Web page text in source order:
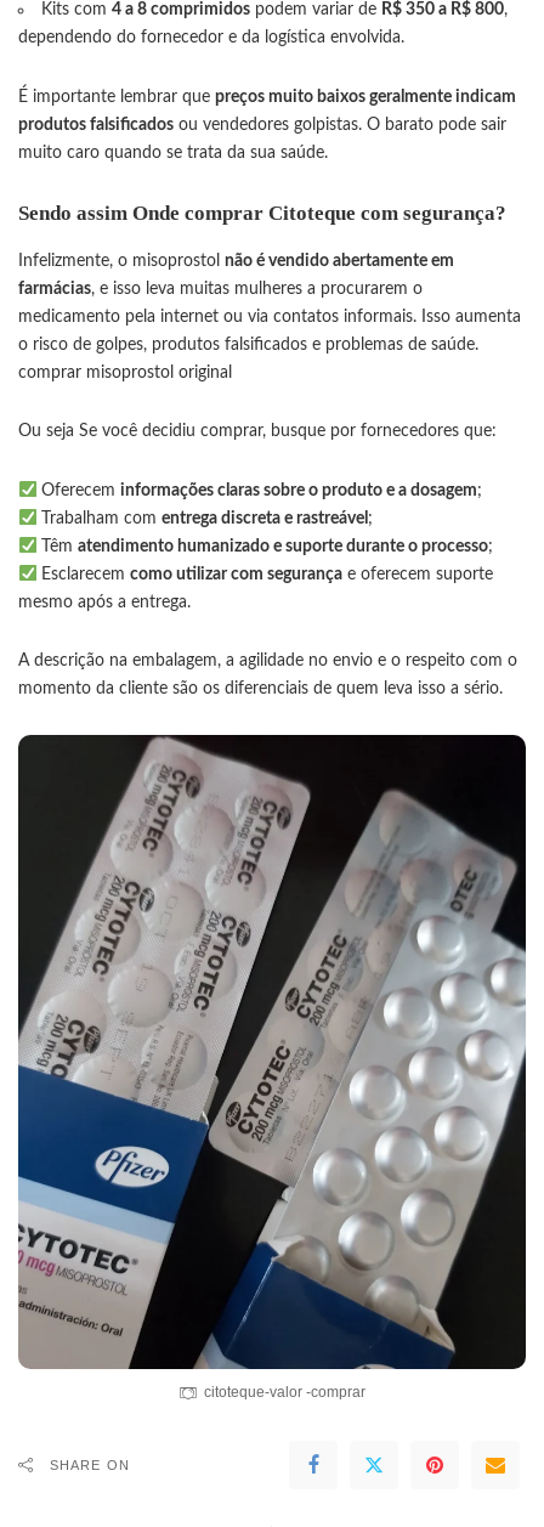
Kits com 4 a 8 comprimidospodem variar de R$ 350 a R$ 800,
dependendo do fornecedor e da logística envolvida.
É importante lembrar que preços muito baixos geralmente indicam
produtos falsificados ou vendedores golpistas. O barato pode sair
muito caro quando se trata da sua saúde.
Sendo assim Onde comprar Citoteque com segurança?
Infelizmente, o misoprostol não é vendido abertamente em
farmácias, e isso leva muitas mulheres a procurarem o
medicamento pela internet ou via contatos informais. Isso aumenta
o risco de golpes, produtos falsificados e problemas de saúde.
comprar misoprostol original
Ou seja Se você decidiu comprar, busque por fornecedores que:
Ofereceminformações claras sobre o produto e a dosagem;
Trabalham comentrega discreta e rastreável ;
Têmatendimento humanizado e suporte durante o processo;
Esclarecemcomo utilizar com segurança e oferecem suporte
mesmo após a entrega.
A descrição na embalagem, a agilidade no envio e o respeito com o
momento da cliente são os diferenciais de quem leva isso a sério.
citoteque-valor -comprar
SHARE ON